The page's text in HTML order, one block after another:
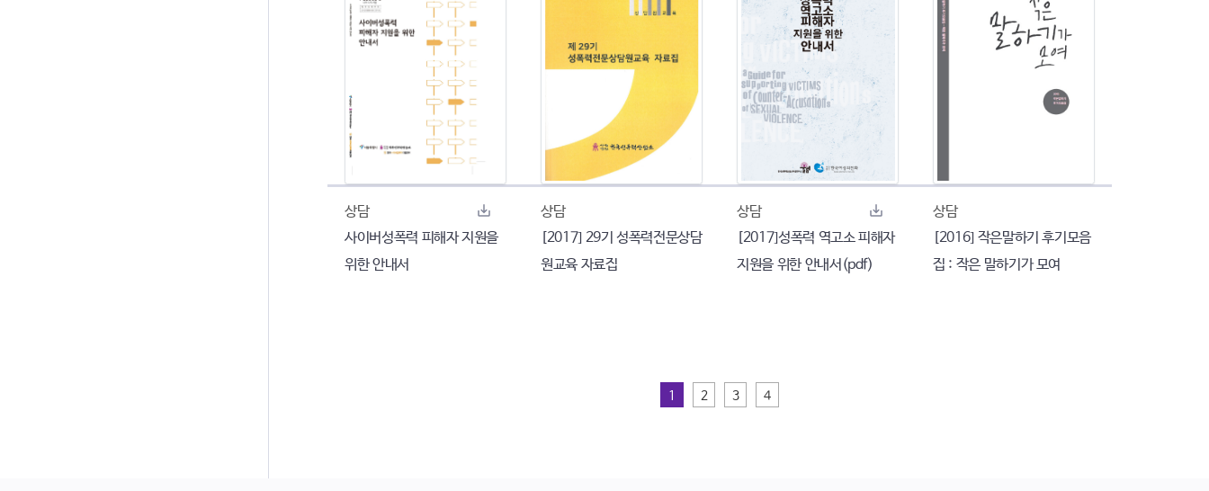
상담
사이버성폭력 피해자 지원을
위한 안내서
상담
[2017] 29기 성폭력전문상담
원교육 자료집
상담
[2017]성폭력 역고소 피해자
지원을 위한 안내서(pdf)
상담
[2016] 작은말하기 후기모음
집 : 작은 말하기가 모여
1 2 3 4